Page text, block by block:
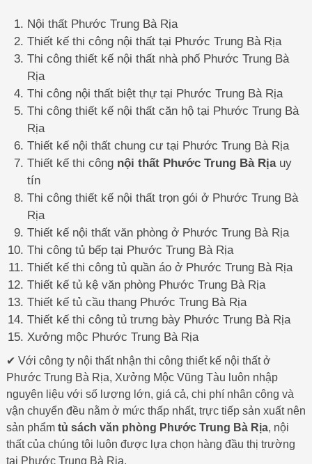
Nội thất Phước Trung Bà Rịa
Thiết kế thi công nội thất tại Phước Trung Bà Rịa
Thi công thiết kế nội thất nhà phố Phước Trung Bà
Rịa
Thi công nội thất biệt thự tại Phước Trung Bà Rịa
Thi công thiết kế nội thất căn hộ tại Phước Trung Bà
Rịa
Thiết kế nội thất chung cư tại Phước Trung Bà Rịa
Thiết kế thi công nội thất Phước Trung Bà Rịauy
tín
Thi công thiết kế nội thất trọn gói ở Phước Trung Bà
Rịa
Thiết kế nội thất văn phòng ở Phước Trung Bà Rịa
Thi công tủ bếp tại Phước Trung Bà Rịa
Thiết kế thi công tủ quần áo ở Phước Trung Bà Rịa
Thiết kế tủ kệ văn phòng Phước Trung Bà Rịa
Thiết kế tủ cầu thang Phước Trung Bà Rịa
Thiết kế thi công tủ trưng bày Phước Trung Bà Rịa
Xưởng mộc Phước Trung Bà Rịa
✔ Với công ty nội thất nhận thi công thiết kế nội thất ở
Phước Trung Bà Rịa, Xưởng Mộc Vũng Tàu luôn nhập
nguyên liệu với số lượng lớn, giá cả, chi phí nhân công và
vận chuyển đều nằm ở mức thấp nhất, trực tiếp sản xuất nên
sản phẩm tủ sách văn phòng Phước Trung Bà Rịa, nội
thất của chúng tôi luôn được lựa chọn hàng đầu thị trường
tại Phước Trung Bà Rịa.